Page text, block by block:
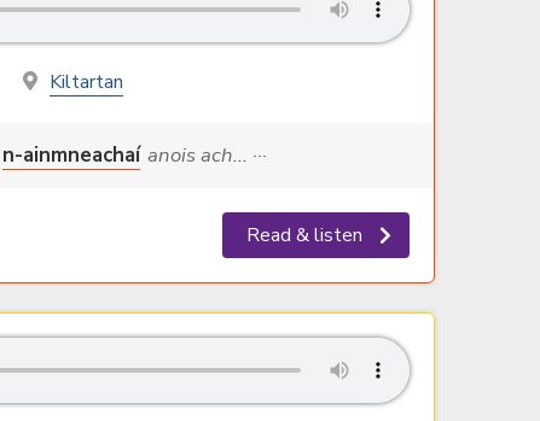
Kiltartan
n-ainmneachaí anois ach... ···
Read & listen